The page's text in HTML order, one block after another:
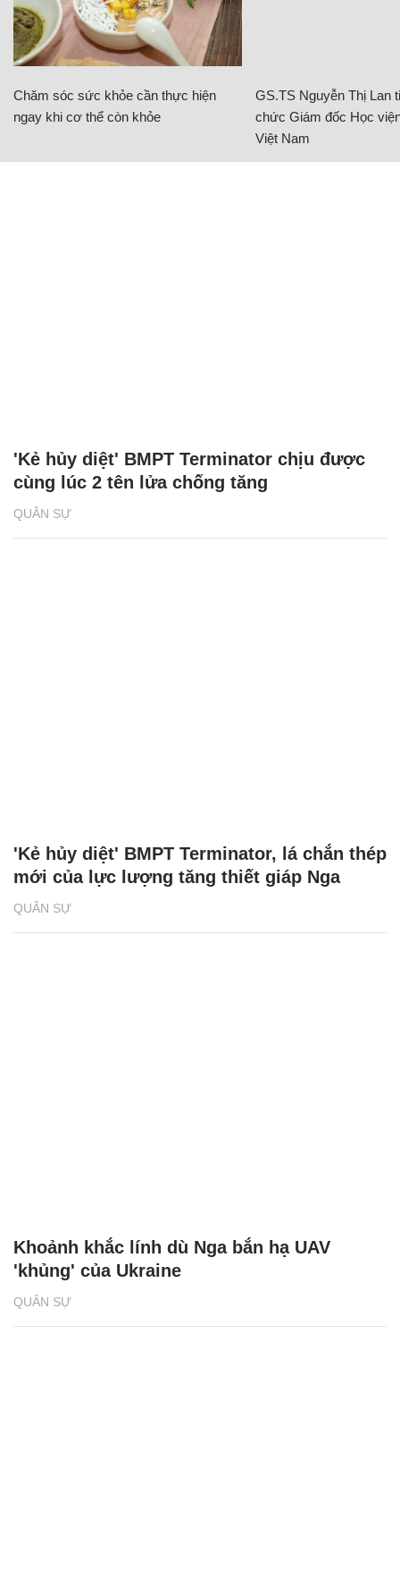
Chăm sóc sức khỏe cần thực hiện
ngay khi cơ thể còn khỏe
GS.TS Nguyễn Thị Lan
chức Giám đốc Học
Việt Nam
QUÂN SỰ
'Kẻ hủy diệt' BMPT Terminator chịu được
cùng lúc 2 tên lửa chống tăng
QUÂN SỰ
'Kẻ hủy diệt' BMPT Terminator, lá chắn thép
mới của lực lượng tăng thiết giáp Nga
QUÂN SỰ
Khoảnh khắc lính dù Nga bắn hạ UAV
'khủng' của Ukraine